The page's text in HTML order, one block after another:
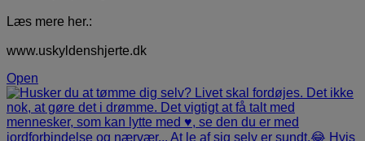
Læs mere her.:
www.uskyldenshjerte.dk
Open